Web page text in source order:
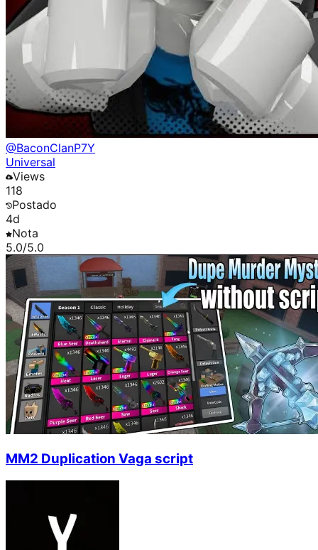
@BaconClanP7Y
Universal
Views
118
Postado
4d
Nota
5.0/5.0
MM2 Duplication Vaga script